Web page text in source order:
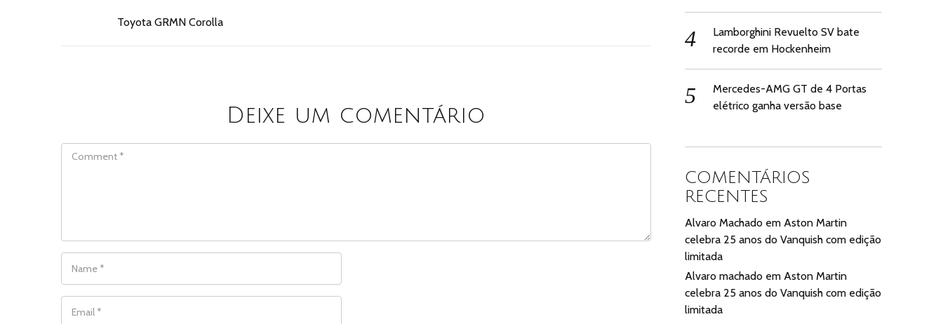
Toyota GRMN Corolla
Deixe um comentário
Lamborghini Revuelto SV bate
recorde em Hockenheim
Mercedes-AMG GT de 4 Portas
elétrico ganha versão base
COMENTÁRIOS
RECENTES
Alvaro Machado emAston Martin
celebra 25 anos do Vanquish com edição
limitada
Alvaro machado emAston Martin
celebra 25 anos do Vanquish com edição
limitada